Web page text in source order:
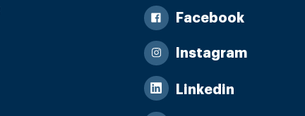
Facebook
Instagram
Linkedin